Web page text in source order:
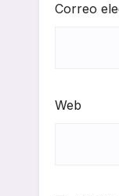
Correo
Web